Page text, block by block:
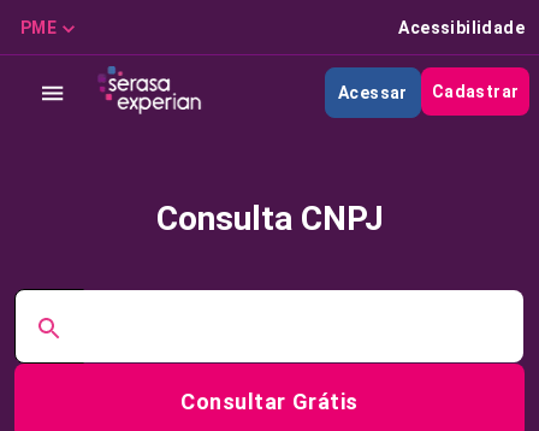
PME Acessibilidade
Acessar Cadastrar
Consulta CNPJ
Consultar Grátis